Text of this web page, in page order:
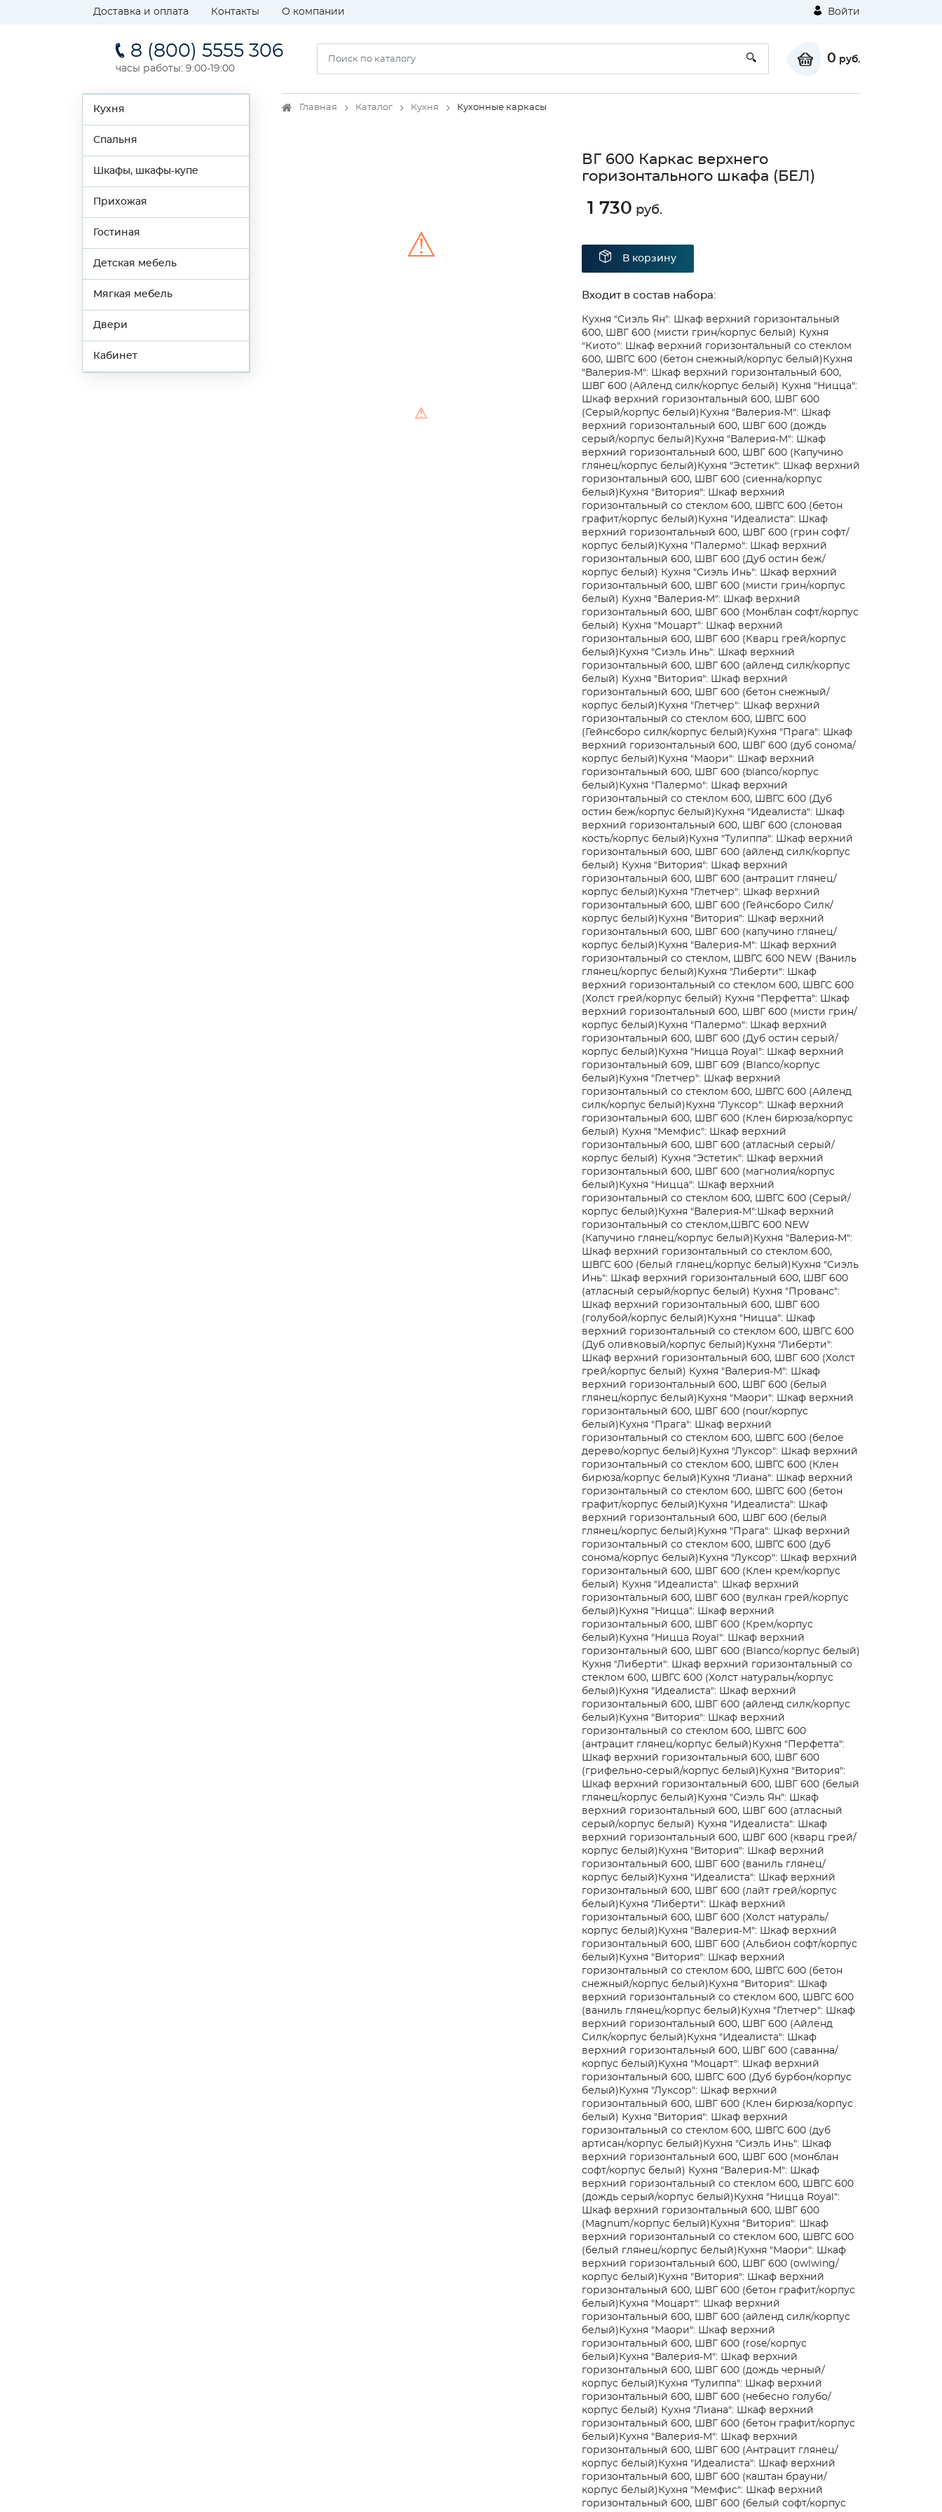
Доставка и оплата Контакты О компании Войти
8 (800) 5555 306
часы работы: 9:00-19:00
0 руб.
Кухня
Спальня
Шкафы, шкафы-купе
Прихожая
Гостиная
Детская мебель
Мягкая мебель
Двери
Кабинет
Главная Каталог Кухня Кухонные каркасы
⚠
⚠
ВГ 600 Каркас верхнего
горизонтального шкафа (БЕЛ)
1 730 руб.
В корзину
Входит в состав набора:
Кухня "Сиэль Ян": Шкаф верхний горизонтальный
600, ШВГ 600 (мисти грин/корпус белый) Кухня
"Киото": Шкаф верхний горизонтальный со стеклом
600, ШВГС 600 (бетон снежный/корпус белый) Кухня
"Валерия-М": Шкаф верхний горизонтальный 600,
ШВГ 600 (Айленд силк/корпус белый) Кухня "Ницца":
Шкаф верхний горизонтальный 600, ШВГ 600
(Серый/корпус белый) Кухня "Валерия-М": Шкаф
верхний горизонтальный 600, ШВГ 600 (дождь
серый/корпус белый) Кухня "Валерия-М": Шкаф
верхний горизонтальный 600, ШВГ 600 (Капучино
глянец/корпус белый) Кухня "Эстетик": Шкаф верхний
горизонтальный 600, ШВГ 600 (сиенна/корпус
белый) Кухня "Витория": Шкаф верхний
горизонтальный со стеклом 600, ШВГС 600 (бетон
графит/корпус белый) Кухня "Идеалиста": Шкаф
верхний горизонтальный 600, ШВГ 600 (грин софт/
корпус белый) Кухня "Палермо": Шкаф верхний
горизонтальный 600, ШВГ 600 (Дуб остин беж/
корпус белый) Кухня "Сиэль Инь": Шкаф верхний
горизонтальный 600, ШВГ 600 (мисти грин/корпус
белый) Кухня "Валерия-М": Шкаф верхний
горизонтальный 600, ШВГ 600 (Монблан софт/корпус
белый) Кухня "Моцарт": Шкаф верхний
горизонтальный 600, ШВГ 600 (Кварц грей/корпус
белый) Кухня "Сиэль Инь": Шкаф верхний
горизонтальный 600, ШВГ 600 (айленд силк/корпус
белый) Кухня "Витория": Шкаф верхний
горизонтальный 600, ШВГ 600 (бетон снежный/
корпус белый) Кухня "Глетчер": Шкаф верхний
горизонтальный со стеклом 600, ШВГС 600
(Гейнсборо силк/корпус белый) Кухня "Прага": Шкаф
верхний горизонтальный 600, ШВГ 600 (дуб сонома/
корпус белый) Кухня "Маори": Шкаф верхний
горизонтальный 600, ШВГ 600 (blanco/корпус
белый) Кухня "Палермо": Шкаф верхний
горизонтальный со стеклом 600, ШВГС 600 (Дуб
остин беж/корпус белый) Кухня "Идеалиста": Шкаф
верхний горизонтальный 600, ШВГ 600 (слоновая
кость/корпус белый) Кухня "Тулиппа": Шкаф верхний
горизонтальный 600, ШВГ 600 (айленд силк/корпус
белый) Кухня "Витория": Шкаф верхний
горизонтальный 600, ШВГ 600 (антрацит глянец/
корпус белый) Кухня "Глетчер": Шкаф верхний
горизонтальный 600, ШВГ 600 (Гейнсборо Силк/
корпус белый) Кухня "Витория": Шкаф верхний
горизонтальный 600, ШВГ 600 (капучино глянец/
корпус белый) Кухня "Валерия-М": Шкаф верхний
горизонтальный со стеклом, ШВГС 600 NEW (Ваниль
глянец/корпус белый) Кухня "Либерти": Шкаф
верхний горизонтальный со стеклом 600, ШВГС 600
(Холст грей/корпус белый) Кухня "Перфетта": Шкаф
верхний горизонтальный 600, ШВГ 600 (мисти грин/
корпус белый) Кухня "Палермо": Шкаф верхний
горизонтальный 600, ШВГ 600 (Дуб остин серый/
корпус белый) Кухня "Ницца Royal": Шкаф верхний
горизонтальный 609, ШВГ 609 (Blanco/корпус
белый) Кухня "Глетчер": Шкаф верхний
горизонтальный со стеклом 600, ШВГС 600 (Айленд
силк/корпус белый) Кухня "Луксор": Шкаф верхний
горизонтальный 600, ШВГ 600 (Клен бирюза/корпус
белый) Кухня "Мемфис": Шкаф верхний
горизонтальный 600, ШВГ 600 (атласный серый/
корпус белый) Кухня "Эстетик": Шкаф верхний
горизонтальный 600, ШВГ 600 (магнолия/корпус
белый) Кухня "Ницца": Шкаф верхний
горизонтальный со стеклом 600, ШВГС 600 (Серый/
корпус белый) Кухня "Валерия-М":Шкаф верхний
горизонтальный со стеклом,ШВГС 600 NEW
(Капучино глянец/корпус белый) Кухня "Валерия-М":
Шкаф верхний горизонтальный со стеклом 600,
ШВГС 600 (белый глянец/корпус белый) Кухня "Сиэль
Инь": Шкаф верхний горизонтальный 600, ШВГ 600
(атласный серый/корпус белый) Кухня "Прованс":
Шкаф верхний горизонтальный 600, ШВГ 600
(голубой/корпус белый) Кухня "Ницца": Шкаф
верхний горизонтальный со стеклом 600, ШВГС 600
(Дуб оливковый/корпус белый) Кухня "Либерти":
Шкаф верхний горизонтальный 600, ШВГ 600 (Холст
грей/корпус белый) Кухня "Валерия-М": Шкаф
верхний горизонтальный 600, ШВГ 600 (белый
глянец/корпус белый) Кухня "Маори": Шкаф верхний
горизонтальный 600, ШВГ 600 (nour/корпус
белый) Кухня "Прага": Шкаф верхний
горизонтальный со стеклом 600, ШВГС 600 (белое
дерево/корпус белый) Кухня "Луксор": Шкаф верхний
горизонтальный со стеклом 600, ШВГС 600 (Клен
бирюза/корпус белый) Кухня "Лиана": Шкаф верхний
горизонтальный со стеклом 600, ШВГС 600 (бетон
графит/корпус белый) Кухня "Идеалиста": Шкаф
верхний горизонтальный 600, ШВГ 600 (белый
глянец/корпус белый) Кухня "Прага": Шкаф верхний
горизонтальный со стеклом 600, ШВГС 600 (дуб
сонома/корпус белый) Кухня "Луксор": Шкаф верхний
горизонтальный 600, ШВГ 600 (Клен крем/корпус
белый) Кухня "Идеалиста": Шкаф верхний
горизонтальный 600, ШВГ 600 (вулкан грей/корпус
белый) Кухня "Ницца": Шкаф верхний
горизонтальный 600, ШВГ 600 (Крем/корпус
белый) Кухня "Ницца Royal": Шкаф верхний
горизонтальный 600, ШВГ 600 (Blanco/корпус белый)
Кухня "Либерти": Шкаф верхний горизонтальный со
стеклом 600, ШВГС 600 (Холст натуральн/корпус
белый) Кухня "Идеалиста": Шкаф верхний
горизонтальный 600, ШВГ 600 (айленд силк/корпус
белый) Кухня "Витория": Шкаф верхний
горизонтальный со стеклом 600, ШВГС 600
(антрацит глянец/корпус белый) Кухня "Перфетта":
Шкаф верхний горизонтальный 600, ШВГ 600
(грифельно-серый/корпус белый) Кухня "Витория":
Шкаф верхний горизонтальный 600, ШВГ 600 (белый
глянец/корпус белый) Кухня "Сиэль Ян": Шкаф
верхний горизонтальный 600, ШВГ 600 (атласный
серый/корпус белый) Кухня "Идеалиста": Шкаф
верхний горизонтальный 600, ШВГ 600 (кварц грей/
корпус белый) Кухня "Витория": Шкаф верхний
горизонтальный 600, ШВГ 600 (ваниль глянец/
корпус белый) Кухня "Идеалиста": Шкаф верхний
горизонтальный 600, ШВГ 600 (лайт грей/корпус
белый) Кухня "Либерти": Шкаф верхний
горизонтальный 600, ШВГ 600 (Холст натураль/
корпус белый) Кухня "Валерия-М": Шкаф верхний
горизонтальный 600, ШВГ 600 (Альбион софт/корпус
белый) Кухня "Витория": Шкаф верхний
горизонтальный со стеклом 600, ШВГС 600 (бетон
снежный/корпус белый) Кухня "Витория": Шкаф
верхний горизонтальный со стеклом 600, ШВГС 600
(ваниль глянец/корпус белый) Кухня "Глетчер": Шкаф
верхний горизонтальный 600, ШВГ 600 (Айленд
Силк/корпус белый) Кухня "Идеалиста": Шкаф
верхний горизонтальный 600, ШВГ 600 (саванна/
корпус белый) Кухня "Моцарт": Шкаф верхний
горизонтальный 600, ШВГС 600 (Дуб бурбон/корпус
белый) Кухня "Луксор": Шкаф верхний
горизонтальный 600, ШВГ 600 (Клен бирюза/корпус
белый) Кухня "Витория": Шкаф верхний
горизонтальный со стеклом 600, ШВГС 600 (дуб
артисан/корпус белый) Кухня "Сиэль Инь": Шкаф
верхний горизонтальный 600, ШВГ 600 (монблан
софт/корпус белый) Кухня "Валерия-М": Шкаф
верхний горизонтальный со стеклом 600, ШВГС 600
(дождь серый/корпус белый) Кухня "Ницца Royal":
Шкаф верхний горизонтальный 600, ШВГ 600
(Magnum/корпус белый) Кухня "Витория": Шкаф
верхний горизонтальный со стеклом 600, ШВГС 600
(белый глянец/корпус белый) Кухня "Маори": Шкаф
верхний горизонтальный 600, ШВГ 600 (owlwing/
корпус белый) Кухня "Витория": Шкаф верхний
горизонтальный 600, ШВГ 600 (бетон графит/корпус
белый) Кухня "Моцарт": Шкаф верхний
горизонтальный 600, ШВГ 600 (айленд силк/корпус
белый) Кухня "Маори": Шкаф верхний
горизонтальный 600, ШВГ 600 (rose/корпус
белый) Кухня "Валерия-М": Шкаф верхний
горизонтальный 600, ШВГ 600 (дождь черный/
корпус белый) Кухня "Тулиппа": Шкаф верхний
горизонтальный 600, ШВГ 600 (небесно голубо/
корпус белый) Кухня "Лиана": Шкаф верхний
горизонтальный 600, ШВГ 600 (бетон графит/корпус
белый) Кухня "Валерия-М": Шкаф верхний
горизонтальный 600, ШВГ 600 (Антрацит глянец/
корпус белый) Кухня "Идеалиста": Шкаф верхний
горизонтальный 600, ШВГ 600 (каштан брауни/
корпус белый) Кухня "Мемфис": Шкаф верхний
горизонтальный 600, ШВГ 600 (белый софт/корпус